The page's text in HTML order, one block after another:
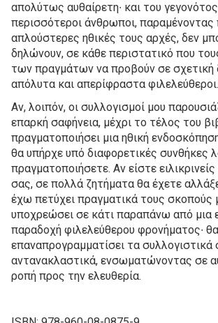
απολύτως αυθαίρετη∙ και του γεγονότος
περισσότεροι άνθρωποι, παραμένοντας
απλούστερες ηθικές τους αρχές, δεν
δηλώνουν, σε κάθε περιστατικό που
των πραγμάτων να προβούν σε σχετική
απόλυτα και απερίφραστα φιλελεύθεροι.
Αν, λοιπόν, οι συλλογισμοί μου
επαρκή σαφήνεια, μέχρι το τέλος του
πραγματοποιήσει μια ηθική
θα υπήρχε υπό διαφορετικές συνθήκες
πραγματοποιήσετε. Αν είστε
σας, σε πολλά ζητήματα θα έχετε
έχω πετύχει πραγματικά τους σκοπούς
υποχρεώσει σε κάτι παραπάνω από μια
παραδοχή φιλελεύθερου φρονήματος∙
επαναπρογραμματίσει τα συλλογιστικά
αντανακλαστικά, ενσωματώνοντας σε
ροπή προς την ελευθερία.